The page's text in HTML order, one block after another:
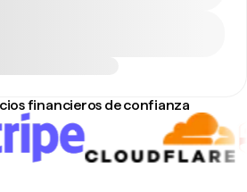
financieros de confianza